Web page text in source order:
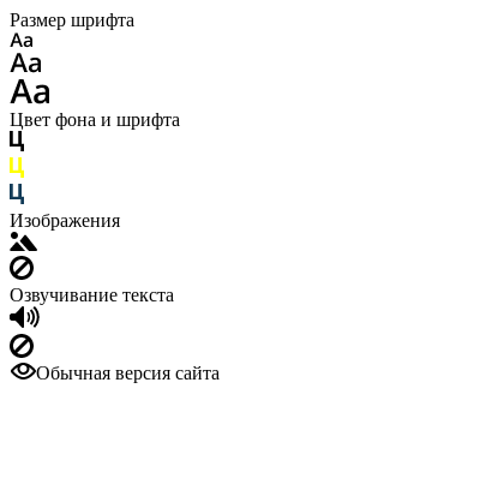
Размер шрифта
Цвет фона и шрифта
Изображения
Озвучивание текста
Обычная версия сайта